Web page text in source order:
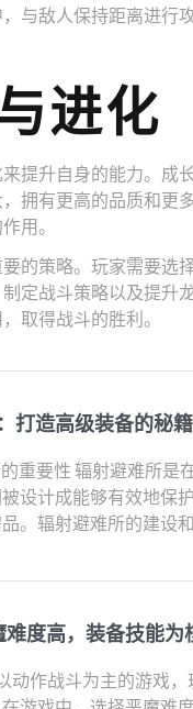
与敌人保持距离进行
进化
提升自身的能力。成
拥有更高的品质和更
用。
的策略。玩家需要选
定战斗策略以及提升
取得战斗的胜利。
打造高级装备的秘籍
重要性 辐射避难所
设计成能够有效地保
。辐射避难所的建设
难度高，装备技能为
动作战斗为主的游戏